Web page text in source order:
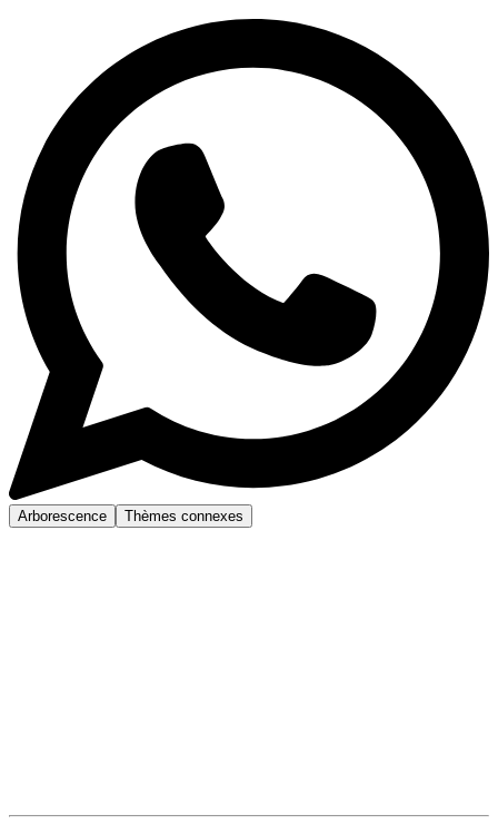
Arborescence Thèmes connexes